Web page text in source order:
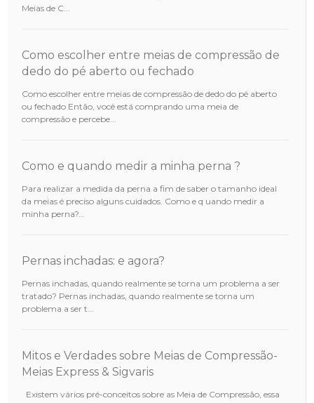
Meias de C...
Como escolher entre meias de compressão de
dedo do pé aberto ou fechado
Como escolher entre meias de compressão de dedo do pé aberto
ou fechado Então, você está comprando uma meia de
compressão e percebe...
Como e quando medir a minha perna ?
Para realizar a medida da perna a fim de saber o tamanho ideal
da meias é preciso alguns cuidados. Como e q uando medir a
minha perna?...
Pernas inchadas: e agora?
Pernas inchadas, quando realmente se torna um problema a ser
tratado? Pernas inchadas, quando realmente se torna um
problema a ser t...
Mitos e Verdades sobre Meias de Compressão-
Meias Express & Sigvaris
Existem vários pré-conceitos sobre as Meia de Compressão, essa